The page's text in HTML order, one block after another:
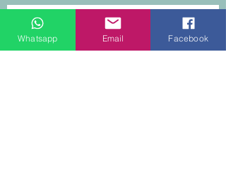
Whatsapp Email Facebook